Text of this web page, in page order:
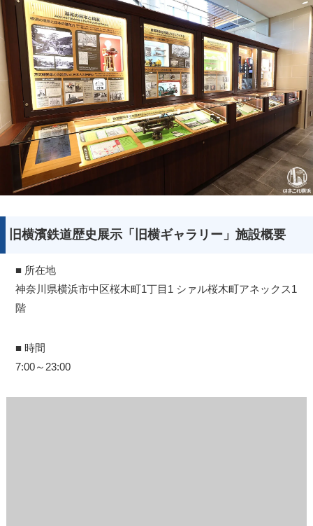
旧横濱鉄道歴史展示「旧横ギャラリー」施設概要
■ 所在地
神奈川県横浜市中区桜木町1丁目1 シァル桜木町アネックス1
階
■ 時間
7:00～23:00